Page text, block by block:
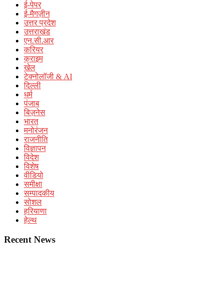
ई-पेपर
ई-मैगज़ीन
उत्तर प्रदेश
उत्तराखंड
एन.सी.आर
करियर
क्राइम
खेल
टेक्नोलॉजी & AI
दिल्ली
धर्म
पंजाब
बिज़नेस
भारत
मनोरंजन
राजनीति
विज्ञापन
विदेश
विशेष
वीडियो
समीक्षा
सम्पादकीय
सोशल
हरियाणा
हेल्थ
Recent News